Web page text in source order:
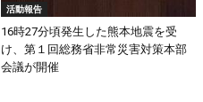
活動報告
16時27分頃発生した熊本地震を受
け、第１回総務省非常災害対策本部
会議が開催